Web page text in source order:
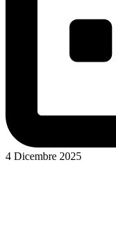
4 Dicembre 2025